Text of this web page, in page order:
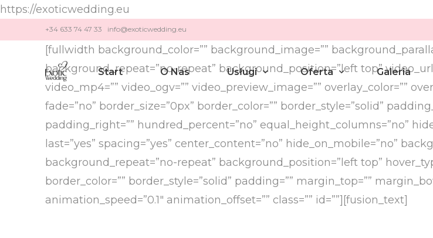
https://exoticwedding.eu
+34 633 74 47 33 info@exoticwedding.eu
Start O Nas Usługi
Ślub Humanistyczny
Ślub Cywilny
Odnowienie Przysięgi Małżeńskiej
Zaręczyny
Oferta
Pakiety
Aranżacje
Galeria
[fullwidth background_color=”” background_image=””
background_repeat=”no-repeat” background_position=”left top”
video_mp4=”” video_ogv=”” video_preview_image=”” overlay_color=””
fade=”no” border_size=”0px” border_color=”” border_style=”solid”
padding_right=”” hundred_percent=”no” equal_height_columns=”no”
last=”yes” spacing=”yes” center_content=”no” hide_on_mobile=”no”
background_repeat=”no-repeat” background_position=”left top”
border_color=”” border_style=”solid” padding=”” margin_top=””
animation_speed=”0.1″ animation_offset=”” class=”” id=””][fusion_text]